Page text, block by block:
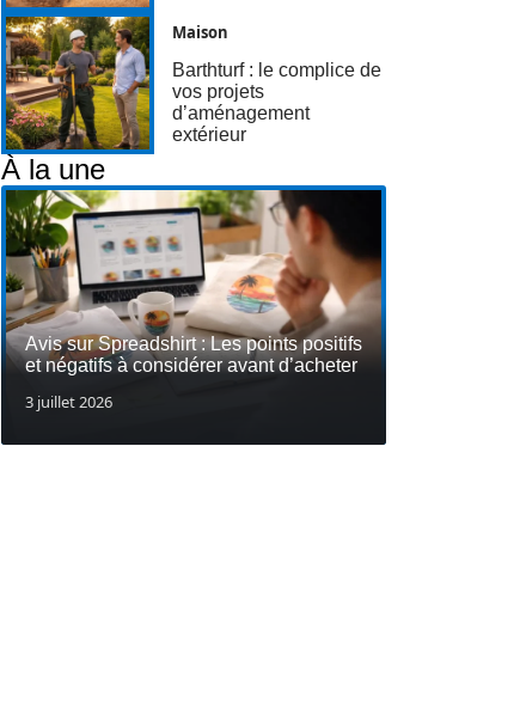
Maison
Barthturf : le complice de
vos projets
d’aménagement
extérieur
À la une
Avis sur Spreadshirt : Les points positifs
et négatifs à considérer avant d’acheter
3 juillet 2026